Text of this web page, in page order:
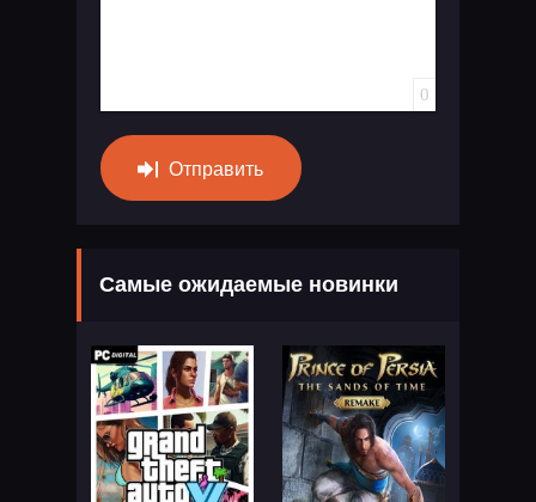
0
Отправить
Самые ожидаемые новинки